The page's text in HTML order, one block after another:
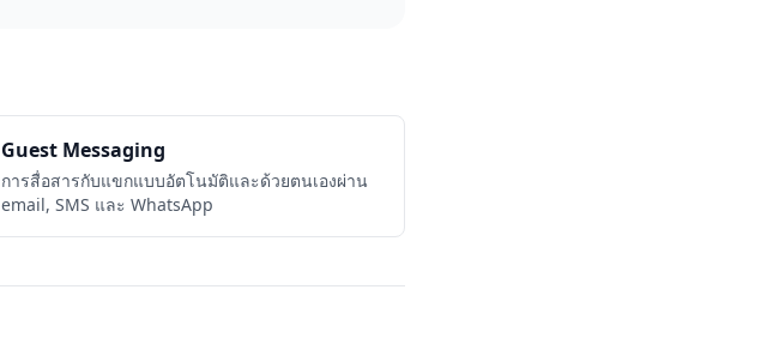
Guest Messaging
การสื่อสารกับแขกแบบอัตโนมัติและด้วยตนเองผ่าน
email, SMS และ WhatsApp